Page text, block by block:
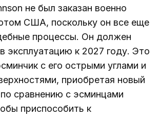
не был заказан военно
США, поскольку он все еще
процессы. Он должен
эксплуатацию к 2027 году. Это
с его острыми углами и
приобретая новый
сравнению с эсминцами
приспособить к